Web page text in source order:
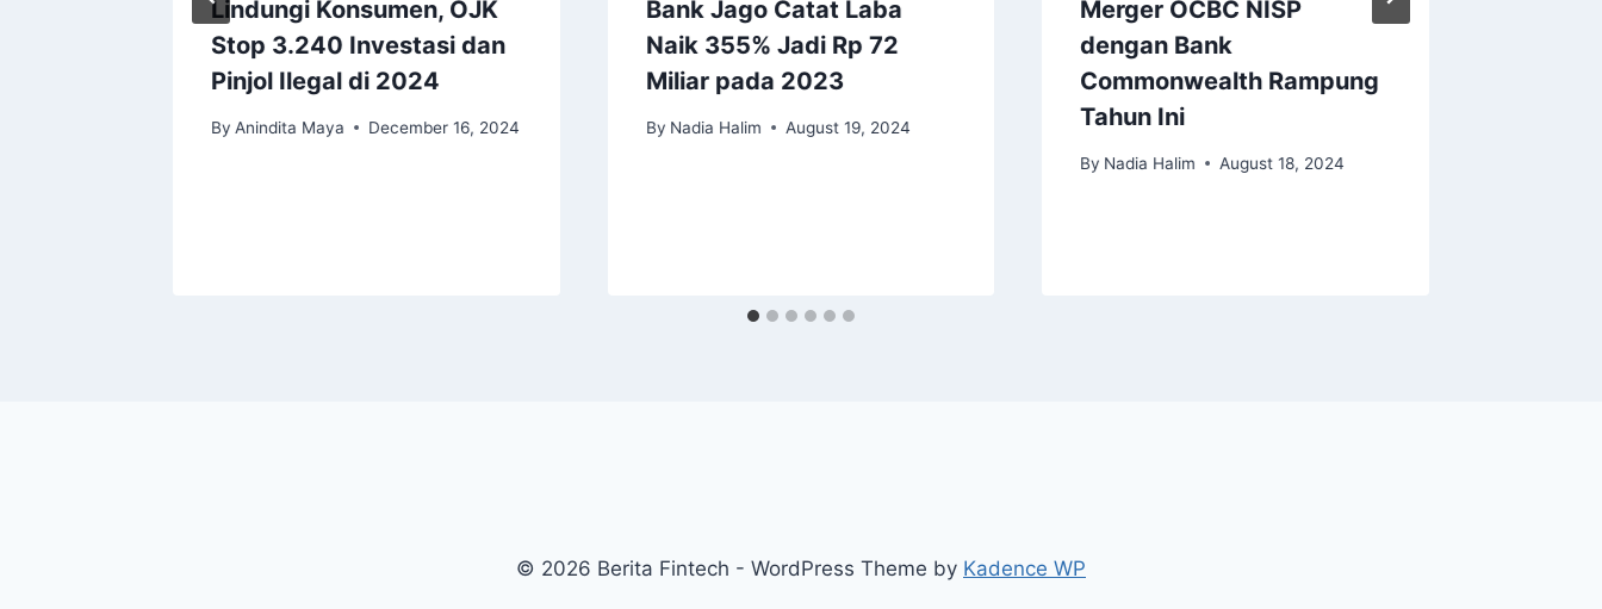
Lindungi Konsumen, OJK
Stop 3.240 Investasi dan
Pinjol Ilegal di 2024
By Anindita Maya December 16, 2024
Bank Jago Catat Laba
Naik 355% Jadi Rp 72
Miliar pada 2023
By Nadia Halim August 19, 2024
Merger OCBC NISP
dengan Bank
Commonwealth Rampung
Tahun Ini
By Nadia Halim August 18, 2024
© 2026 Berita Fintech - WordPress Theme by Kadence WP